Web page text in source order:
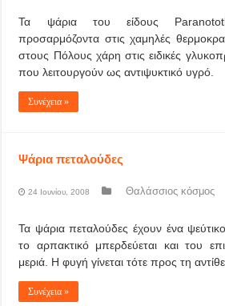
Τα ψάρια του είδους
προσαρμόζοντα στις χαμηλές
στους Πόλους χάρη στις ειδικές
που λειτουργούν ως αντιψυκτικό υγρό.
Συνέχεια »
Ψάρια πεταλούδες
24 Ιουνίου, 2008 Θαλάσσιος κόσμος
Τα ψάρια πεταλούδες έχουν ένα
το αρπακτικό μπερδεύεται και του
μεριά. Η φυγή γίνεται τότε προς τη
Συνέχεια »